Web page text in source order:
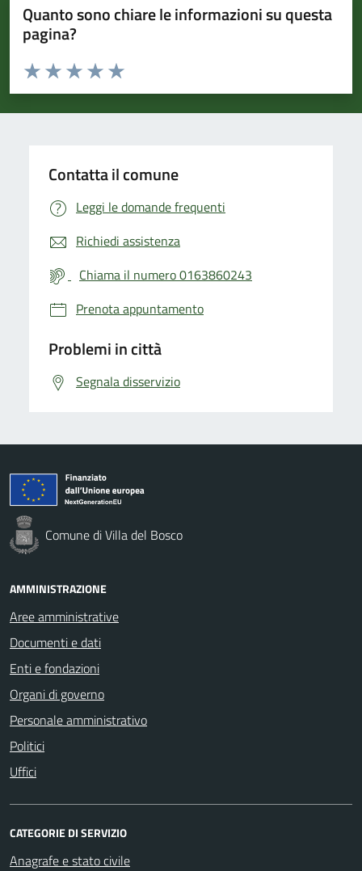
Quanto sono chiare le informazioni su questa
pagina?
Valuta da 1 a 5 stelle la pagina
Valuta 5 stelle su 5
Valuta 4 stelle su 5
Valuta 3 stelle su 5
Valuta 2 stelle su 5
Valuta 1 stelle su 5
Contatta il comune
Leggi le domande frequenti
Richiedi assistenza
Chiama il numero 0163860243
Prenota appuntamento
Problemi in città
Segnala disservizio
Comune di Villa del Bosco
AMMINISTRAZIONE
Aree amministrative
Documenti e dati
Enti e fondazioni
Organi di governo
Personale amministrativo
Politici
Uffici
CATEGORIE DI SERVIZIO
Anagrafe e stato civile